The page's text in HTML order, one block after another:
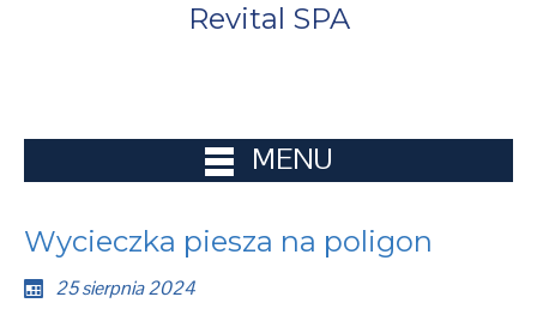
Revital SPA
MENU
Wycieczka piesza na poligon
25 sierpnia 2024